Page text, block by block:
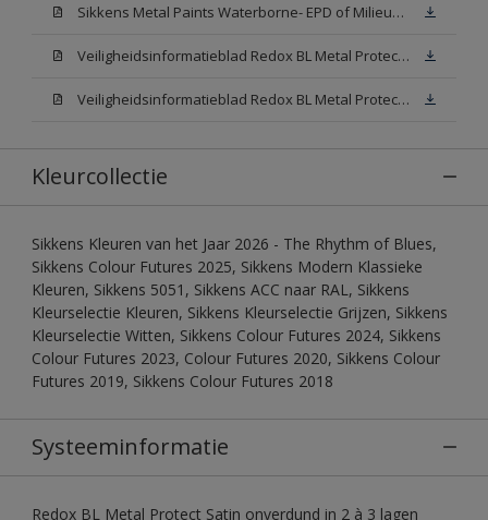
Sikkens Metal Paints Waterborne- EPD of Milieuproductverklaring
Veiligheidsinformatieblad Redox BL Metal Protect Satin N00 (MSDS)
Veiligheidsinformatieblad Redox BL Metal Protect Satin White W05 (MSDS)
Kleurcollectie
Sikkens Kleuren van het Jaar 2026 - The Rhythm of Blues,
Sikkens Colour Futures 2025, Sikkens Modern Klassieke
Kleuren, Sikkens 5051, Sikkens ACC naar RAL, Sikkens
Kleurselectie Kleuren, Sikkens Kleurselectie Grijzen, Sikkens
Kleurselectie Witten, Sikkens Colour Futures 2024, Sikkens
Colour Futures 2023, Colour Futures 2020, Sikkens Colour
Futures 2019, Sikkens Colour Futures 2018
Systeeminformatie
Redox BL Metal Protect Satin onverdund in 2 à 3 lagen